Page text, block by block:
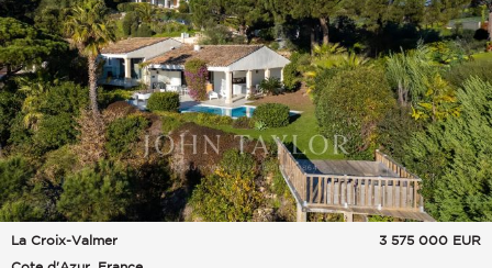
La Croix-Valmer
3 575 000 EUR